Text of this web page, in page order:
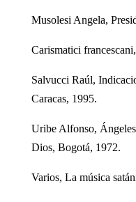
Musolesi Angela,
Carismatici
Salvucci Raúl,
Caracas, 1995.
Uribe Alfonso,
Dios, Bogotá, 1972.
Varios, La música